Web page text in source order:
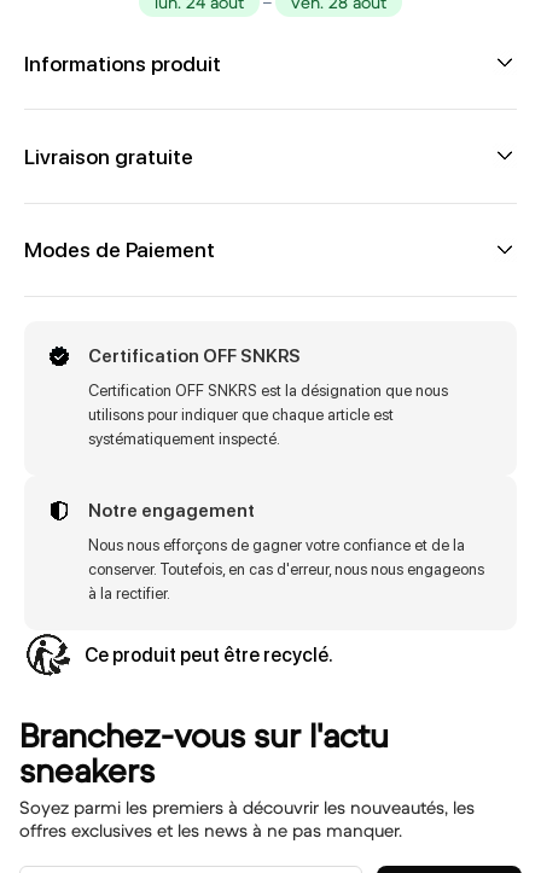
Informations produit
Livraison gratuite
Modes de Paiement
Certification OFF SNKRS
Certification OFF SNKRS est la désignation que nous
utilisons pour indiquer que chaque article est
systématiquement inspecté.
Notre engagement
Nous nous efforçons de gagner votre confiance et de la
conserver. Toutefois, en cas d'erreur, nous nous engageons
à la rectifier.
Ce produit peut être recyclé.
Branchez-vous sur l'actu
sneakers
Soyez parmi les premiers à découvrir les nouveautés, les
offres exclusives et les news à ne pas manquer.